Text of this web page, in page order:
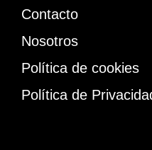
Contacto
Nosotros
Política de cookies
Política de